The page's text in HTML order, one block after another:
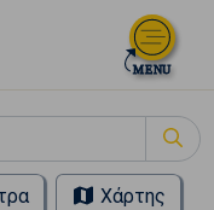
Χάρτης